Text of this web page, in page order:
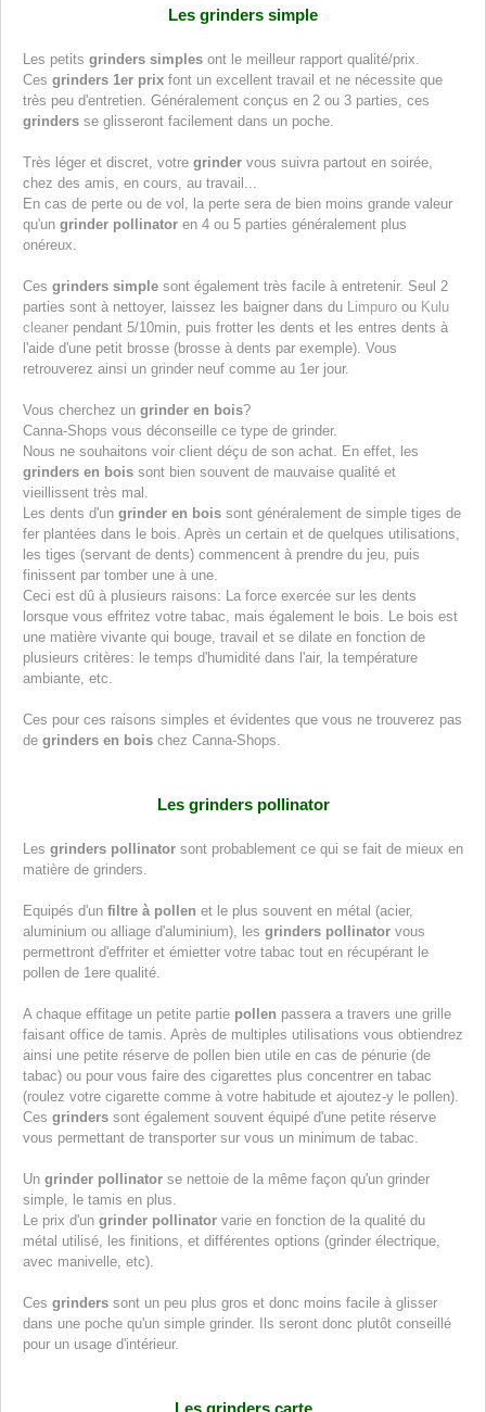
Les grinders simple
Les petits grinders simples ont le meilleur rapport qualité/prix.
Ces grinders 1er prix font un excellent travail et ne nécessite que
très peu d'entretien. Généralement conçus en 2 ou 3 parties, ces
grinders se glisseront facilement dans un poche.
Très léger et discret, votre grinder vous suivra partout en soirée,
chez des amis, en cours, au travail...
En cas de perte ou de vol, la perte sera de bien moins grande valeur
qu'un grinder pollinator en 4 ou 5 parties généralement plus
onéreux.
Ces grinders simple sont également très facile à entretenir. Seul 2
parties sont à nettoyer, laissez les baigner dans du Limpuro ou Kulu
cleaner pendant 5/10min, puis frotter les dents et les entres dents à
l'aide d'une petit brosse (brosse à dents par exemple). Vous
retrouverez ainsi un grinder neuf comme au 1er jour.
Vous cherchez un grinder en bois?
Canna-Shops vous déconseille ce type de grinder.
Nous ne souhaitons voir client déçu de son achat. En effet, les
grinders en bois sont bien souvent de mauvaise qualité et
vieillissent très mal.
Les dents d'un grinder en bois sont généralement de simple tiges de
fer plantées dans le bois. Après un certain et de quelques utilisations,
les tiges (servant de dents) commencent à prendre du jeu, puis
finissent par tomber une à une.
Ceci est dû à plusieurs raisons: La force exercée sur les dents
lorsque vous effritez votre tabac, mais également le bois. Le bois est
une matière vivante qui bouge, travail et se dilate en fonction de
plusieurs critères: le temps d'humidité dans l'air, la température
ambiante, etc.
Ces pour ces raisons simples et évidentes que vous ne trouverez pas
de grinders en bois chez Canna-Shops.
Les grinders pollinator
Les grinders pollinator sont probablement ce qui se fait de mieux en
matière de grinders.
Equipés d'un filtre à pollen et le plus souvent en métal (acier,
aluminium ou alliage d'aluminium), les grinders pollinator vous
permettront d'effriter et émietter votre tabac tout en récupérant le
pollen de 1ere qualité.
A chaque effitage un petite partie pollen passera a travers une grille
faisant office de tamis. Après de multiples utilisations vous obtiendrez
ainsi une petite réserve de pollen bien utile en cas de pénurie (de
tabac) ou pour vous faire des cigarettes plus concentrer en tabac
(roulez votre cigarette comme à votre habitude et ajoutez-y le pollen).
Ces grinders sont également souvent équipé d'une petite réserve
vous permettant de transporter sur vous un minimum de tabac.
Un grinder pollinator se nettoie de la même façon qu'un grinder
simple, le tamis en plus.
Le prix d'un grinder pollinator varie en fonction de la qualité du
métal utilisé, les finitions, et différentes options (grinder électrique,
avec manivelle, etc).
Ces grinders sont un peu plus gros et donc moins facile à glisser
dans une poche qu'un simple grinder. Ils seront donc plutôt conseillé
pour un usage d'intérieur.